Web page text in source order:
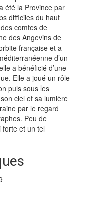
été la Province par
difficiles du haut
comtes de
des Angevins de
française et a
d’un
a bénéficié d’une
Elle a joué un rôle
puis sous les
ciel et sa lumière
par le regard
Peu de
et un tel